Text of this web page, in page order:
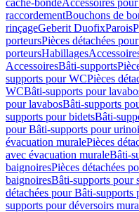
cache-bondeAccessoires
raccordementBouchons de
rinçageGeberit DuofixParois
porteursPièces détachées
porteursHabillages
AccessoiresBâti-supports
supports pour WCPièces
WCBâti-supports pour
pour lavabosBâti-supports
supports pour bidetsBâti-
pour Bâti-supports pour
évacuation muralePièces
avec évacuation muraleBâti-
baignoiresPièces détachées
baignoiresBâti-supports pour
détachées pour Bâti-supports
supports pour déversoirs